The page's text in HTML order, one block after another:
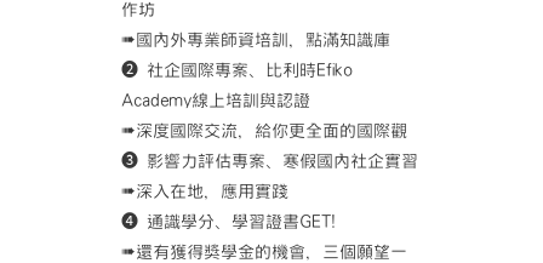
作坊
➠國內外專業師資培訓，點滿知識庫
❷ 社企國際專案、比利時Efiko
Academy線上培訓與認證
➠深度國際交流，給你更全面的國際觀
❸ 影響力評估專案、寒假國內社企實習
➠深入在地，應用實踐
❹ 通識學分、學習證書GET!
➠還有獲得獎學金的機會，三個願望一